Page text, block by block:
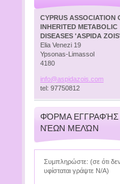
CYPRUS ASSOCIATION
INHERITED METABOLIC
DISEASES 'ASPIDA ZOIS'
Elia Venezi 19
Ypsonas-Limassol
4180
info@aspidazois. com
tel: 97750812
ΦΌΡΜΑ ΕΓΓΡΑΦΉΣ
ΝΈΩΝ ΜΕΛΏΝ
Συμπληρώστε: (σε ότι δεν
υφίσταται γράψτε Ν/Α)